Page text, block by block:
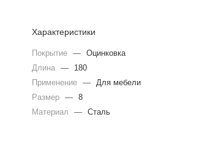
Характеристики
Покрытие —
Оцинковка
Длина
—
180
Применение
—
Для мебели
Размер
—
8
Материал
— Сталь